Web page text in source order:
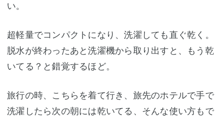
い。
超軽量でコンパクトになり、洗濯しても直ぐ乾く。
脱水が終わったあと洗濯機から取り出すと、もう乾
いてる？と錯覚するほど。
旅行の時、こちらを着て行き、旅先のホテルで手で
洗濯したら次の朝には乾いてる、そんな使い方もで